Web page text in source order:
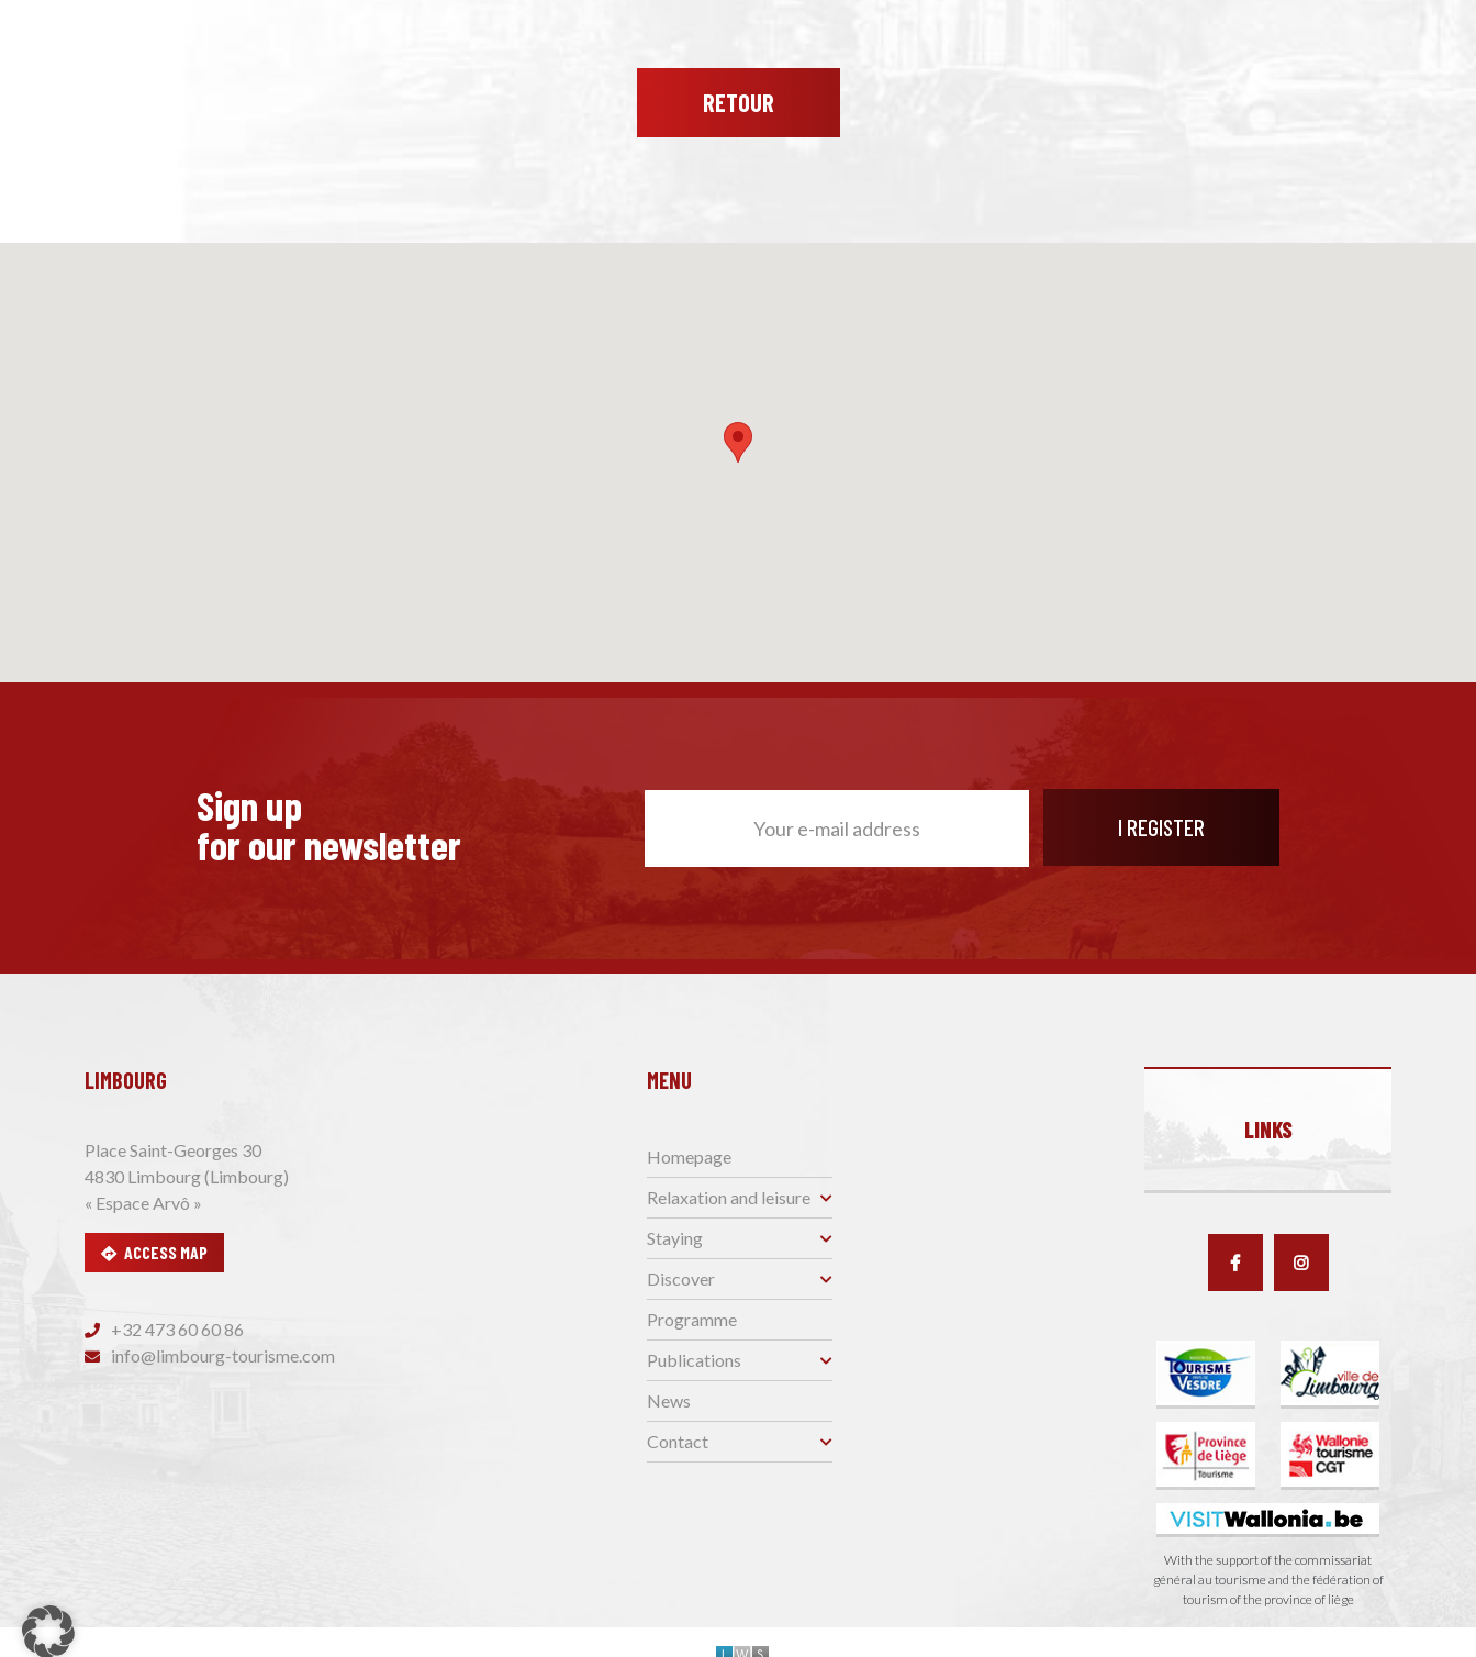
RETOUR
Sign up
for our newsletter
LIMBOURG
Place Saint-Georges 30
4830 Limbourg (Limbourg)
« Espace Arvô »
ACCESS MAP
+32 473 60 60 86
info@limbourg-tourisme.com
MENU
Homepage
Relaxation and leisure
Staying
Discover
Programme
Publications
News
Contact
LINKS
With the support of the commissariat
général au tourisme and the fédération of
tourism of the province of liège